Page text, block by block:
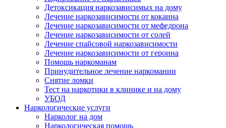
Детоксикация наркозависимых на дому
Лечение наркозависимости от кокаина
Лечение наркозависимости от мефедрона
Лечение наркозависимости от солей
Лечение спайсовой наркозависимости
Лечение наркозависимости от героина
Помощь наркоманам
Принудительное лечение наркомании
Снятие ломки
Тест на наркотики в клинике и на дому
УБОД
Наркологические услуги
Нарколог на дом
Наркологическая помощь